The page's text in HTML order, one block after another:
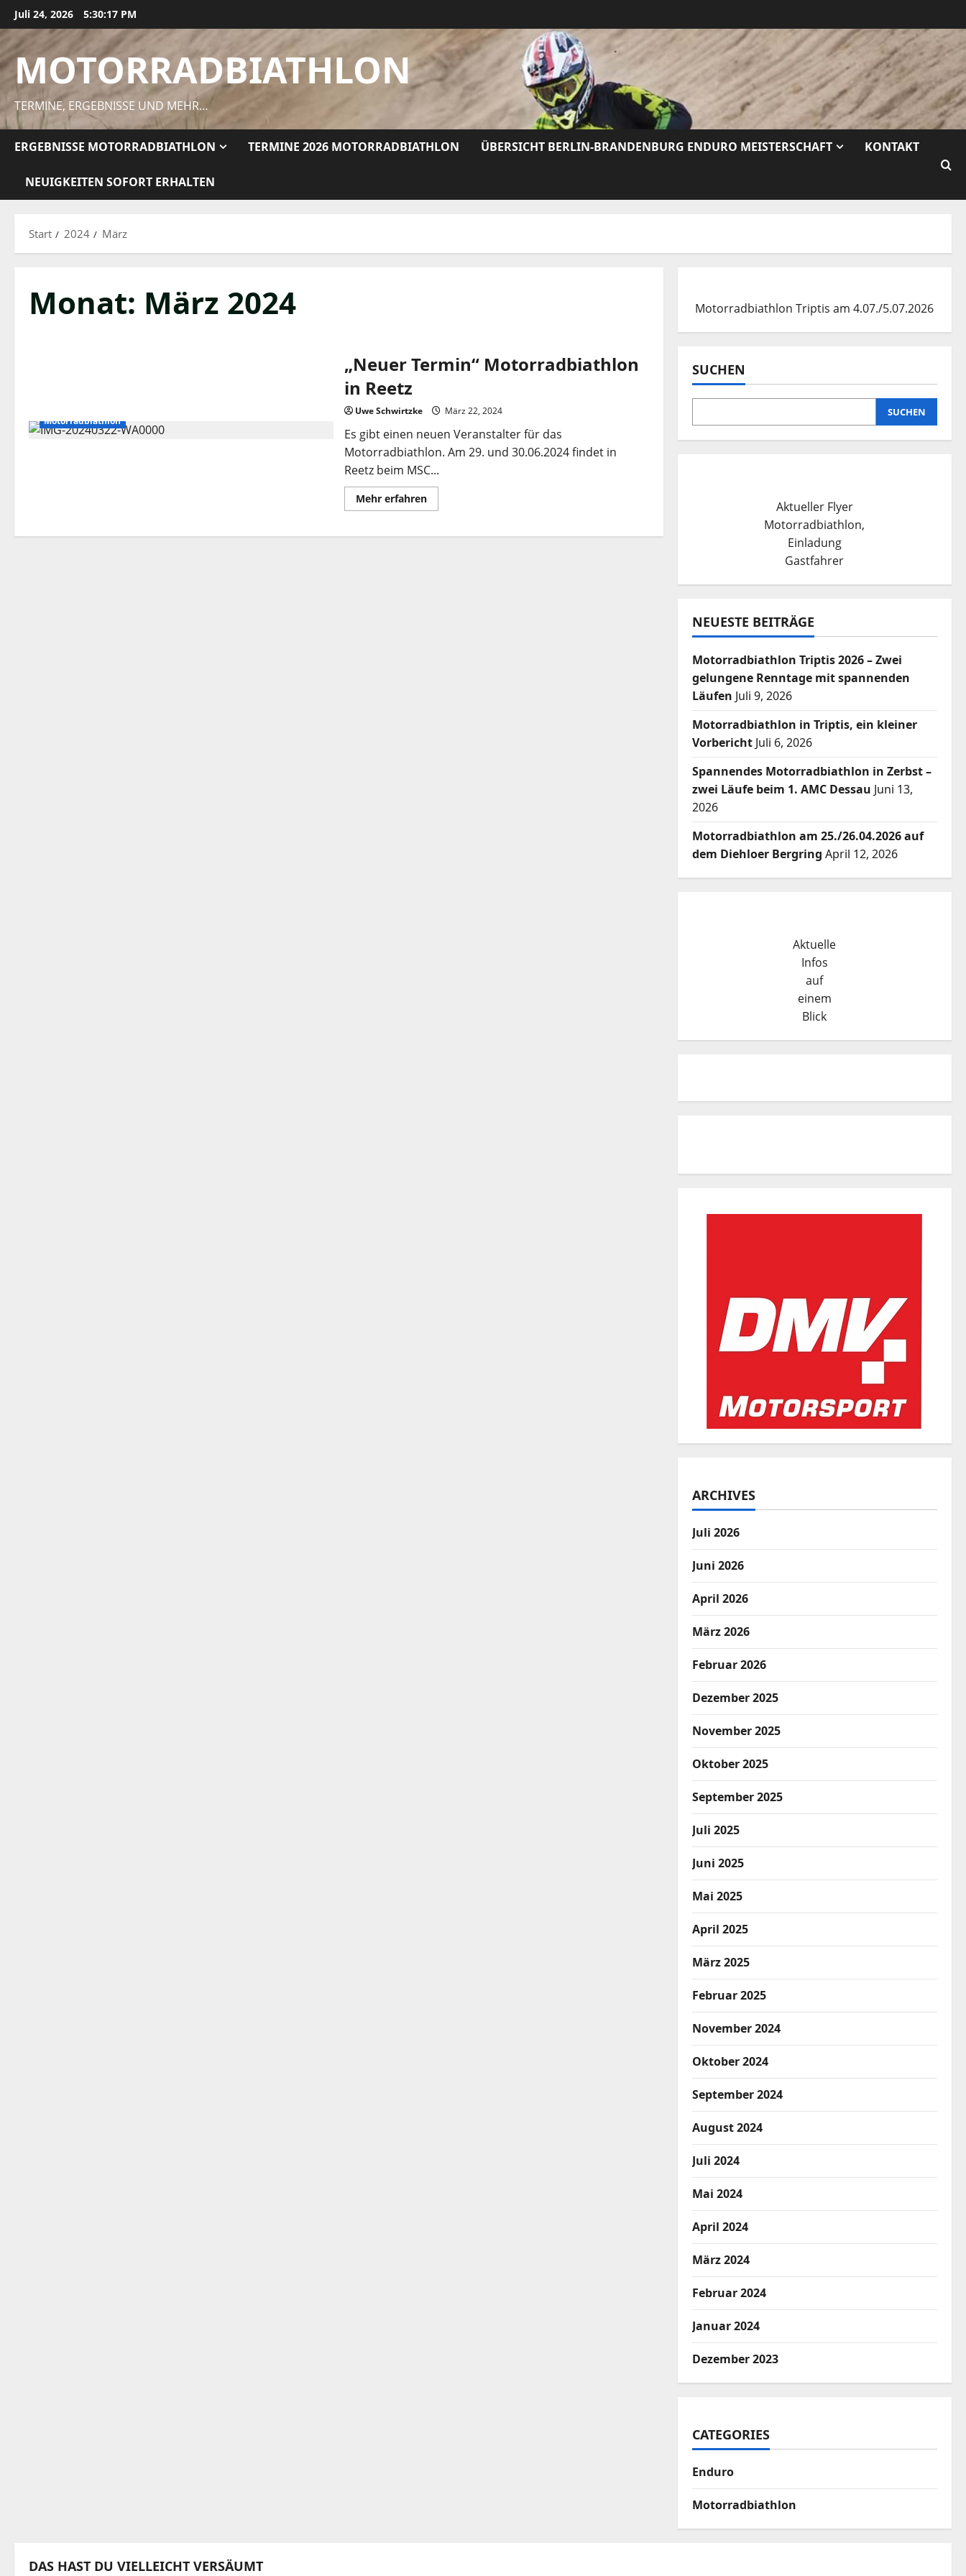
Zum
Inhalt
springen
Juli 24, 2026 5:30:18 PM
MOTORRADBIATHLON
TERMINE, ERGEBNISSE UND MEHR…
ERGEBNISSE MOTORRADBIATHLON TERMINE 2026 MOTORRADBIATHLON ÜBERSICHT BERLIN-BRANDENBURG ENDURO MEISTERSCHAFT KONTAKT
NEUIGKEITEN SOFORT ERHALTEN
Start 2024 März
Monat: März 2024
Motorradbiathlon
„Neuer Termin“ Motorradbiathlon
in Reetz
Uwe Schwirtzke März 22, 2024
Es gibt einen neuen Veranstalter für das
Motorradbiathlon. Am 29. und 30.06.2024 findet in
Reetz beim MSC...
Mehr erfahrenMehr
Informationen
Termin“
Motorradbiathlon Triptis am 4.07./5.07.2026
SUCHEN
SUCHEN
Aktueller Flyer
Motorradbiathlon,
Einladung
Gastfahrer
NEUESTE BEITRÄGE
Motorradbiathlon Triptis 2026 – Zwei
gelungene Renntage mit spannenden
Läufen Juli 9, 2026
Motorradbiathlon in Triptis, ein kleiner
Vorbericht Juli 6, 2026
Spannendes Motorradbiathlon in Zerbst –
zwei Läufe beim 1. AMC Dessau Juni 13,
2026
Motorradbiathlon am 25./26.04.2026 auf
dem Diehloer Bergring April 12, 2026
Aktuelle
Infos
auf
einem
Blick
ARCHIVES
Juli 2026
Juni 2026
April 2026
März 2026
Februar 2026
Dezember 2025
November 2025
Oktober 2025
September 2025
Juli 2025
Juni 2025
Mai 2025
April 2025
März 2025
Februar 2025
November 2024
Oktober 2024
September 2024
August 2024
Juli 2024
Mai 2024
April 2024
März 2024
Februar 2024
Januar 2024
Dezember 2023
CATEGORIES
Enduro
Motorradbiathlon
DAS HAST DU VIELLEICHT VERSÄUMT